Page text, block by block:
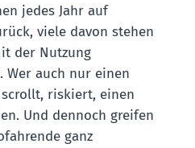
jedes Jahr auf
viele davon stehen
der Nutzung
Wer auch nur einen
riskiert, einen
Und dennoch greifen
ganz